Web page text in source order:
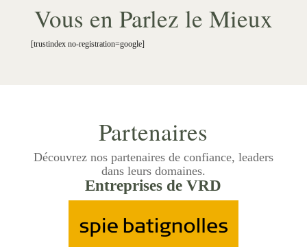
Vous en Parlez le Mieux
[trustindex no-registration=google]
Partenaires
Découvrez nos partenaires de confiance, leaders
dans leurs domaines.
Entreprises de VRD